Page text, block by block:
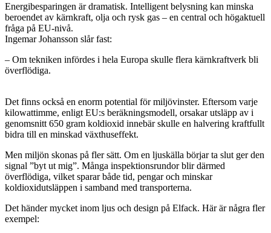
Energibesparingen är dramatisk. Intelligent belysning kan minska
beroendet av kärnkraft, olja och rysk gas – en central och högaktuell
fråga på EU-nivå.
Ingemar Johansson slår fast:
– Om tekniken infördes i hela Europa skulle flera kärnkraftverk bli
överflödiga.
Det finns också en enorm potential för miljövinster. Eftersom varje
kilowattimme, enligt EU:s beräkningsmodell, orsakar utsläpp av i
genomsnitt 650 gram koldioxid innebär skulle en halvering kraftfullt
bidra till en minskad växthuseffekt.
Men miljön skonas på fler sätt. Om en ljuskälla börjar ta slut ger den
signal ”byt ut mig”. Många inspektionsrundor blir därmed
överflödiga, vilket sparar både tid, pengar och minskar
koldioxidutsläppen i samband med transporterna.
Det händer mycket inom ljus och design på Elfack. Här är några fler
exempel: